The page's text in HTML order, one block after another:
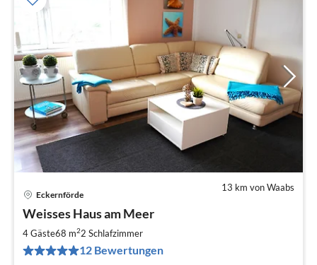
13 km von Waabs
Eckernförde
Weisses Haus am Meer
4 Gäste68 m22 Schlafzimmer
12 Bewertungen